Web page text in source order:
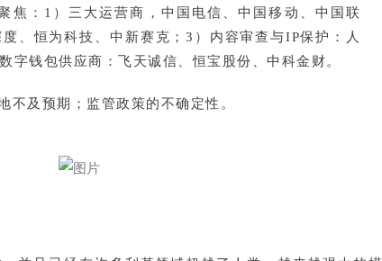
焦：1）三大运营商，中国电信、中国移动、中国联
、恒为科技、中新赛克；3）内容审查与IP保护：人
字钱包供应商：飞天诚信、恒宝股份、中科金财。
不及预期；监管政策的不确定性。